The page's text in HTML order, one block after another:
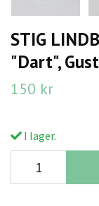
STIG
"Dart",
150 kr
I lager.